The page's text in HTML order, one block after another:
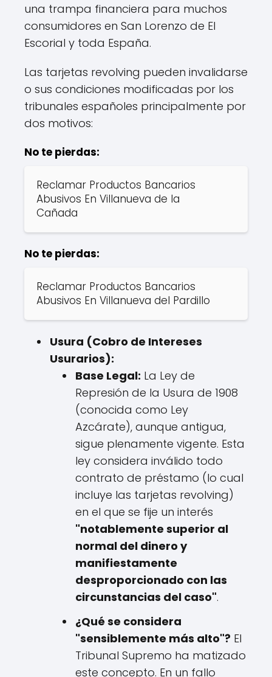
una trampa financiera para muchos
consumidores en San Lorenzo de El
Escorial y toda España.
Las tarjetas revolving pueden invalidarse
o sus condiciones modificadas por los
tribunales españoles principalmente por
dos motivos:
No te pierdas:
Reclamar Productos Bancarios
Abusivos En Villanueva de la
Cañada
No te pierdas:
Reclamar Productos Bancarios
Abusivos En Villanueva del Pardillo
Usura (Cobro de Intereses
Usurarios):
Base Legal: La Ley de
Represión de la Usura de 1908
(conocida como Ley
Azcárate), aunque antigua,
sigue plenamente vigente. Esta
ley considera inválido todo
contrato de préstamo (lo cual
incluye las tarjetas revolving)
en el que se fije un interés
"notablemente superior al
normal del dinero y
manifiestamente
desproporcionado con las
circunstancias del caso".
¿Qué se considera
"sensiblemente más alto"? El
Tribunal Supremo ha matizado
este concepto. En un fallo